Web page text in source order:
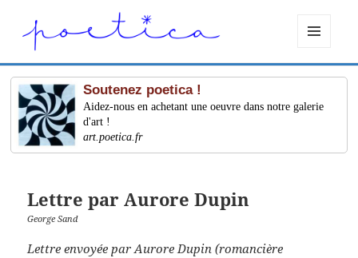
ET
WIDGETS
Soutenez poetica !
Aidez-nous en achetant une oeuvre dans notre galerie
d'art !
art.poetica.fr
Lettre par Aurore Dupin
George Sand
Lettre envoyée par Aurore Dupin (romancière